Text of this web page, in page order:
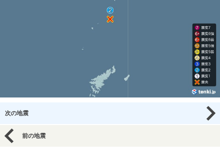
次の地震
前の地震